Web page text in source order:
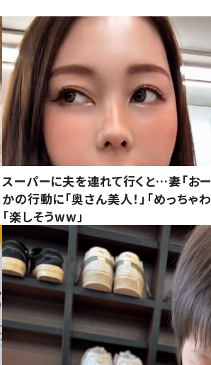
スーパーに夫を連れて行くと…妻「お
かの行動に「奥さん美人！」「めっちゃ
「楽しそうww」